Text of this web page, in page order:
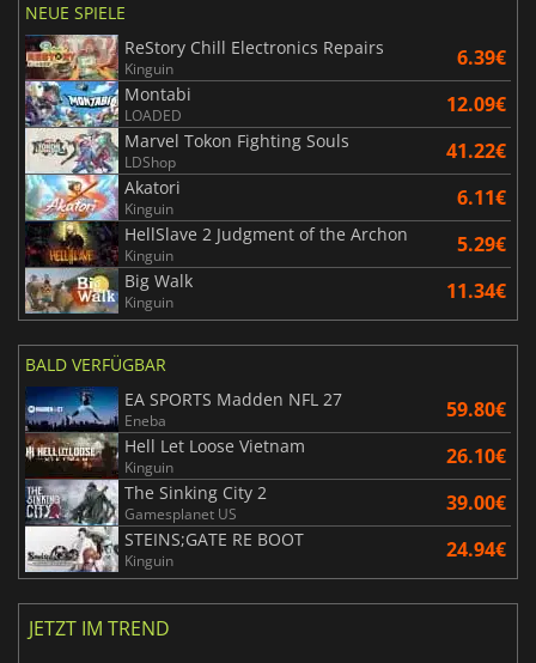
NEUE SPIELE
ReStory Chill Electronics Repairs
Kinguin 6.39€
Montabi
LOADED 12.09€
Marvel Tokon Fighting Souls
LDShop 41.22€
Akatori
Kinguin 6.11€
HellSlave 2 Judgment of the Archon
Kinguin 5.29€
Big Walk
Kinguin 11.34€
BALD VERFÜGBAR
EA SPORTS Madden NFL 27
Eneba 59.80€
Hell Let Loose Vietnam
Kinguin 26.10€
The Sinking City 2
Gamesplanet US 39.00€
STEINS;GATE RE BOOT
Kinguin 24.94€
JETZT IM TREND